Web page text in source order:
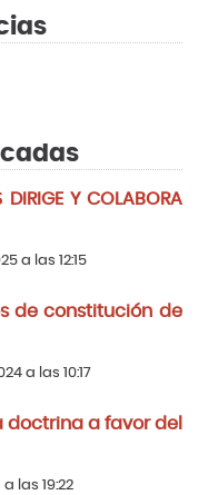
DIRIGE Y COLABORA
a las 12:15
de constitución de
a las 10:17
doctrina a favor del
las 19:22